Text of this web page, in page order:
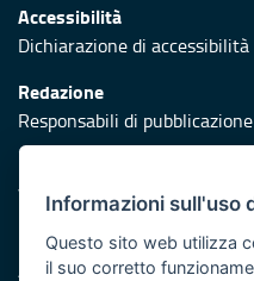
Accessibilità
Dichiarazione di accessibilità
Redazione
Responsabili di pubblicazione
Vai al sito di Protezione
Iniziativa finanziata con
Asse XI e Asse II ed
Informazioni sull'uso
Questo sito web utilizza
il suo corretto